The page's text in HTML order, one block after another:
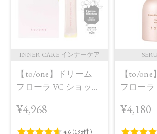
INNER CARE インナーケア
【to/one】ドリーム
フローラ VC ショット
¥4,968
【to/
フロー
＞
¥4,180